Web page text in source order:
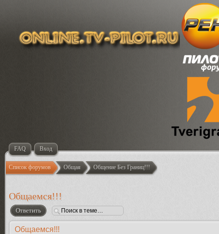
FAQ Вход
Список форумов Общая Общение Без Границ!!!
Общаемся!!!
Ответить
Общаемся!!!